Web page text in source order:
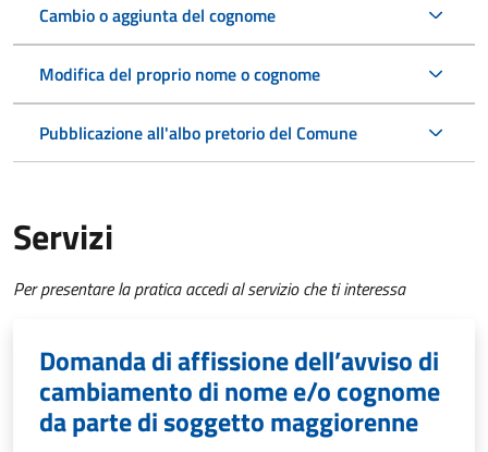
Cambio o aggiunta del cognome
Modifica del proprio nome o cognome
Pubblicazione all'albo pretorio del Comune
Servizi
Per presentare la pratica accedi al servizio che ti interessa
Domanda di affissione dell’avviso di
cambiamento di nome e/o cognome
da parte di soggetto maggiorenne